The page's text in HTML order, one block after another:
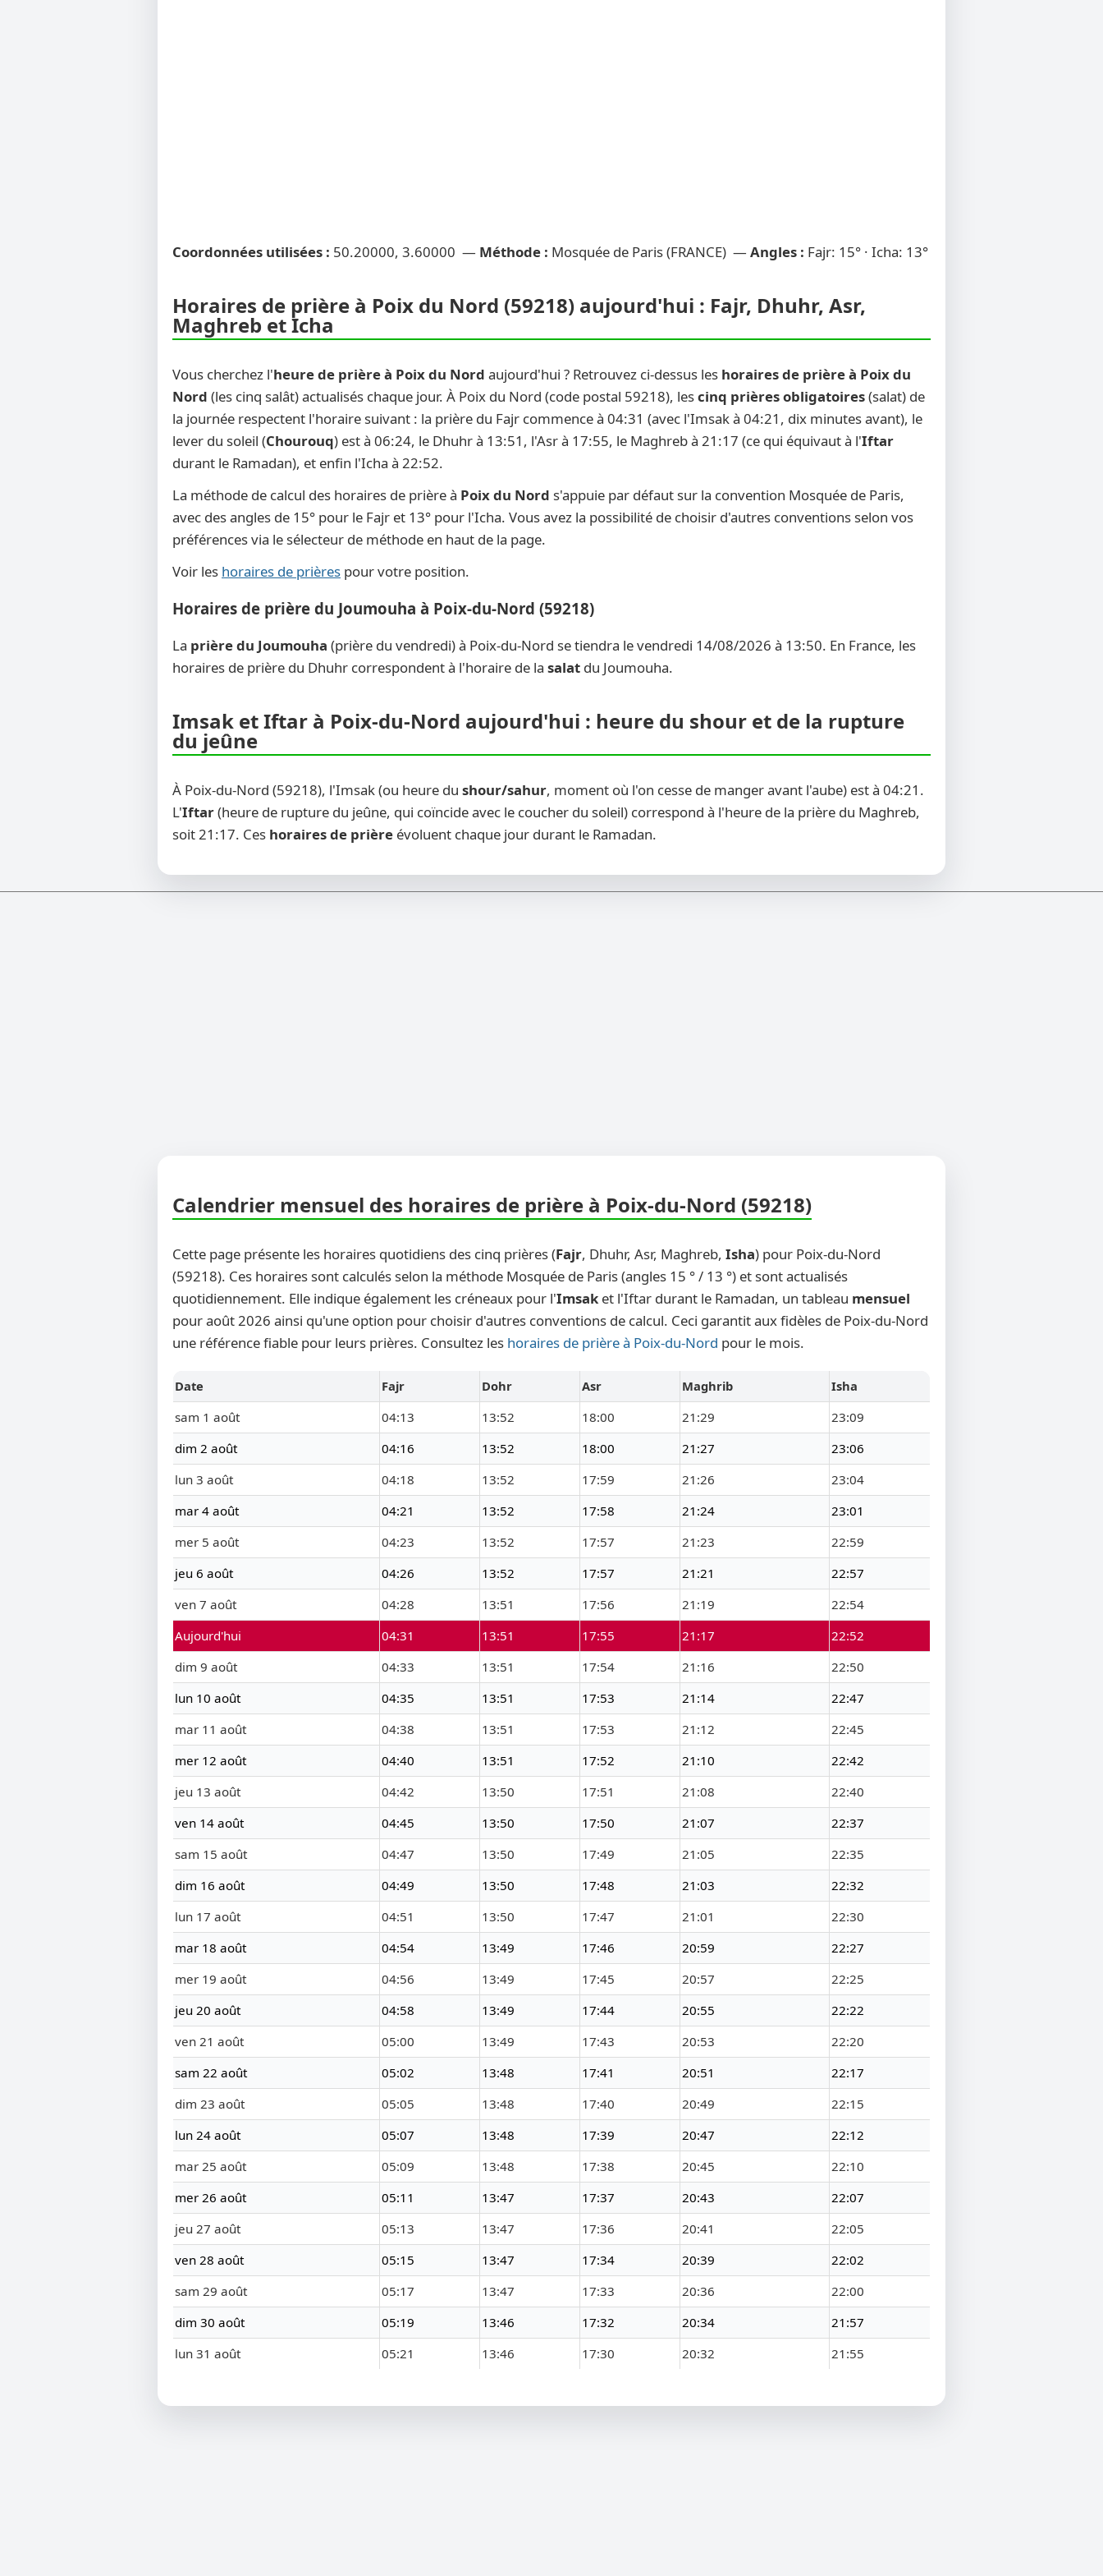
Coordonnées utilisées : 50.20000, 3.60000 — Méthode : Mosquée de Paris (FRANCE) — Angles : Fajr: 15° · Icha: 13°
Horaires de prière à Poix du Nord (59218) aujourd'hui : Fajr, Dhuhr, Asr,
Maghreb et Icha
Vous cherchez l'heure de prière à Poix du Nord aujourd'hui ? Retrouvez ci-dessus les horaires de prière à Poix du
Nord (les cinq salât) actualisés chaque jour. À Poix du Nord (code postal 59218), lescinq prières obligatoires(salat) de
la journée respectent l'horaire suivant : la prière du Fajr commence à 04:31 (avec l'Imsak à 04:21, dix minutes avant), le
lever du soleil (Chourouq) est à 06:24, le Dhuhr à 13:51, l'Asr à 17:55, le Maghreb à 21:17 (ce qui équivaut à l'Iftar
durant le Ramadan), et enfin l'Icha à 22:52.
La méthode de calcul des horaires de prière à Poix du Nord s'appuie par défaut sur la convention Mosquée de Paris,
avec des angles de 15° pour le Fajr et 13° pour l'Icha. Vous avez la possibilité de choisir d'autres conventions selon vos
préférences via le sélecteur de méthode en haut de la page.
Voir les horaires de prières pour votre position.
Horaires de prière du Joumouha à Poix-du-Nord (59218)
La prière du Joumouha (prière du vendredi) à Poix-du-Nord se tiendra le vendredi 14/08/2026 à 13:50. En France, les
horaires de prière du Dhuhr correspondent à l'horaire de la salat du Joumouha.
Imsak et Iftar à Poix-du-Nord aujourd'hui : heure du shour et de la rupture
du jeûne
À Poix-du-Nord (59218), l'Imsak (ou heure du shour/sahur, moment où l'on cesse de manger avant l'aube) est à 04:21.
L'Iftar(heure de rupture du jeûne, qui coïncide avec le coucher du soleil) correspond à l'heure de la prière du Maghreb,
soit 21:17. Ces horaires de prière évoluent chaque jour durant le Ramadan.
Calendrier mensuel des horaires de prière à Poix-du-Nord (59218)
Cette page présente les horaires quotidiens des cinq prières (Fajr, Dhuhr, Asr, Maghreb, Isha) pour Poix-du-Nord
(59218). Ces horaires sont calculés selon la méthode Mosquée de Paris (angles 15 ° / 13 °) et sont actualisés
quotidiennement. Elle indique également les créneaux pour l'Imsak et l'Iftar durant le Ramadan, un tableau mensuel
pour août 2026 ainsi qu'une option pour choisir d'autres conventions de calcul. Ceci garantit aux fidèles de Poix-du-Nord
une référence fiable pour leurs prières. Consultez les horaires de prière à Poix-du-Nord pour le mois.
Date Fajr Dohr Asr Maghrib
Isha
sam 1 août
04:13 13:52 18:00 21:29
23:09
dim 2 août
04:16 13:52 18:00 21:27
23:06
lun 3 août
04:18 13:52 17:59 21:26
23:04
mar 4 août
04:21 13:52 17:58 21:24
23:01
mer 5 août
04:23 13:52 17:57 21:23
22:59
jeu 6 août
04:26 13:52 17:57 21:21
22:57
ven 7 août
04:28 13:51 17:56 21:19
22:54
Aujourd'hui
04:31 13:51 17:55 21:17
22:52
dim 9 août
04:33 13:51 17:54 21:16
22:50
lun 10 août
04:35 13:51 17:53 21:14
22:47
mar 11 août
04:38 13:51 17:53 21:12
22:45
mer 12 août
04:40 13:51 17:52 21:10
22:42
jeu 13 août
04:42 13:50 17:51 21:08
22:40
ven 14 août
04:45 13:50 17:50 21:07
22:37
sam 15 août
04:47 13:50 17:49 21:05
22:35
dim 16 août
04:49 13:50 17:48 21:03
22:32
lun 17 août
04:51 13:50 17:47 21:01
22:30
mar 18 août
04:54 13:49 17:46 20:59
22:27
mer 19 août
04:56 13:49 17:45 20:57
22:25
jeu 20 août
04:58 13:49 17:44 20:55
22:22
ven 21 août
05:00 13:49 17:43 20:53
22:20
sam 22 août
05:02 13:48 17:41 20:51
22:17
dim 23 août
05:05 13:48 17:40 20:49
22:15
lun 24 août
05:07 13:48 17:39 20:47
22:12
mar 25 août
05:09 13:48 17:38 20:45
22:10
mer 26 août
05:11 13:47 17:37 20:43
22:07
jeu 27 août
05:13 13:47 17:36 20:41
22:05
ven 28 août
05:15 13:47 17:34 20:39
22:02
sam 29 août
05:17 13:47 17:33 20:36
22:00
dim 30 août
05:19 13:46 17:32 20:34
21:57
lun 31 août
05:21 13:46 17:30 20:32 21:55